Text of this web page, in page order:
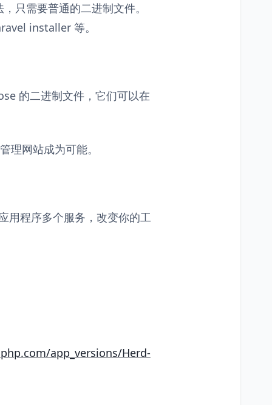
只需要普通的二进制文件。
installer 等。
的二进制文件，它们可以在
理网站成为可能。
用程序多个服务，改变你的工
app_versions/Herd-